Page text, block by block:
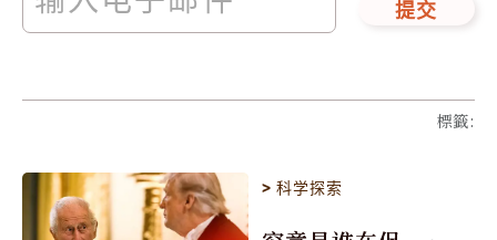
提交
標籤:
>科学探索